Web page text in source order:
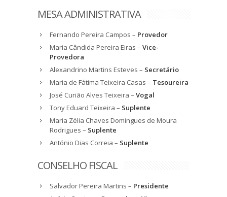
MESA ADMINISTRATIVA
Fernando Pereira Campos – Provedor
Maria Cândida Pereira Eiras – Vice-
Provedora
Alexandrino Martins Esteves – Secretário
Maria de Fátima Teixeira Casas – Tesoureira
José Curião Alves Teixeira – Vogal
Tony Eduard Teixeira – Suplente
Maria Zélia Chaves Domingues de Moura
Rodrigues – Suplente
António Dias Correia – Suplente
CONSELHO FISCAL
Salvador Pereira Martins – Presidente